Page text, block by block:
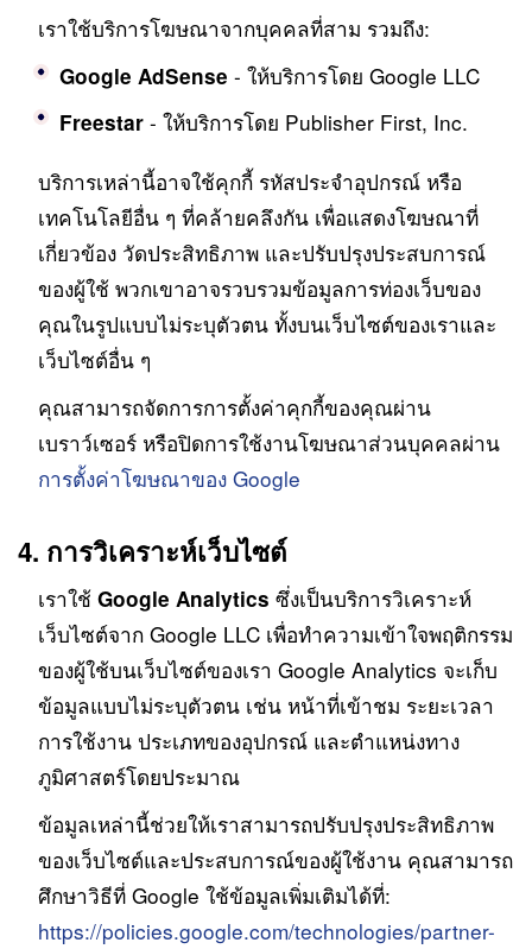
เราใช้บริการโฆษณาจากบุคคลที่สาม รวมถึง:
Google AdSense - ให้บริการโดย Google LLC
Freestar- ให้บริการโดย Publisher First, Inc.
บริการเหล่านี้อาจใช้คุกกี้ รหัสประจำอุปกรณ์ หรือ
เทคโนโลยีอื่น ๆ ที่คล้ายคลึงกัน เพื่อแสดงโฆษณาที่
เกี่ยวข้อง วัดประสิทธิภาพ และปรับปรุงประสบการณ์
ของผู้ใช้ พวกเขาอาจรวบรวมข้อมูลการท่องเว็บของ
คุณในรูปแบบไม่ระบุตัวตน ทั้งบนเว็บไซต์ของเราและ
เว็บไซต์อื่น ๆ
คุณสามารถจัดการการตั้งค่าคุกกี้ของคุณผ่าน
เบราว์เซอร์ หรือปิดการใช้งานโฆษณาส่วนบุคคลผ่าน
การตั้งค่าโฆษณาของ Google
4. การวิเคราะห์เว็บไซต์
เราใช้Google Analytics ซึ่งเป็นบริการวิเคราะห์
เว็บไซต์จาก Google LLC เพื่อทำความเข้าใจพฤติกรรม
ของผู้ใช้บนเว็บไซต์ของเรา Google Analytics จะเก็บ
ข้อมูลแบบไม่ระบุตัวตน เช่น หน้าที่เข้าชม ระยะเวลา
การใช้งาน ประเภทของอุปกรณ์ และตำแหน่งทาง
ภูมิศาสตร์โดยประมาณ
ข้อมูลเหล่านี้ช่วยให้เราสามารถปรับปรุงประสิทธิภาพ
ของเว็บไซต์และประสบการณ์ของผู้ใช้งาน คุณสามารถ
ศึกษาวิธีที่ Google ใช้ข้อมูลเพิ่มเติมได้ที่:
https://policies.google.com/technologies/partner-